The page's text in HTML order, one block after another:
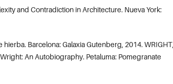
and Contradiction in Architecture. Nueva York:
hierba. Barcelona: Galaxia Gutenberg, 2014. WRIGHT,
An Autobiography. Petaluma: Pomegranate